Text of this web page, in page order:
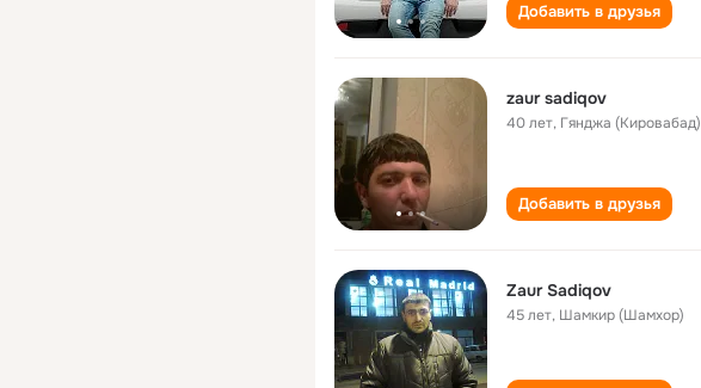
Добавить в друзья
zaur sadiqov
40 лет, Гянджа (Кировабад)
Добавить в друзья
Zaur Sadiqov
45 лет, Шамкир (Шамхор)